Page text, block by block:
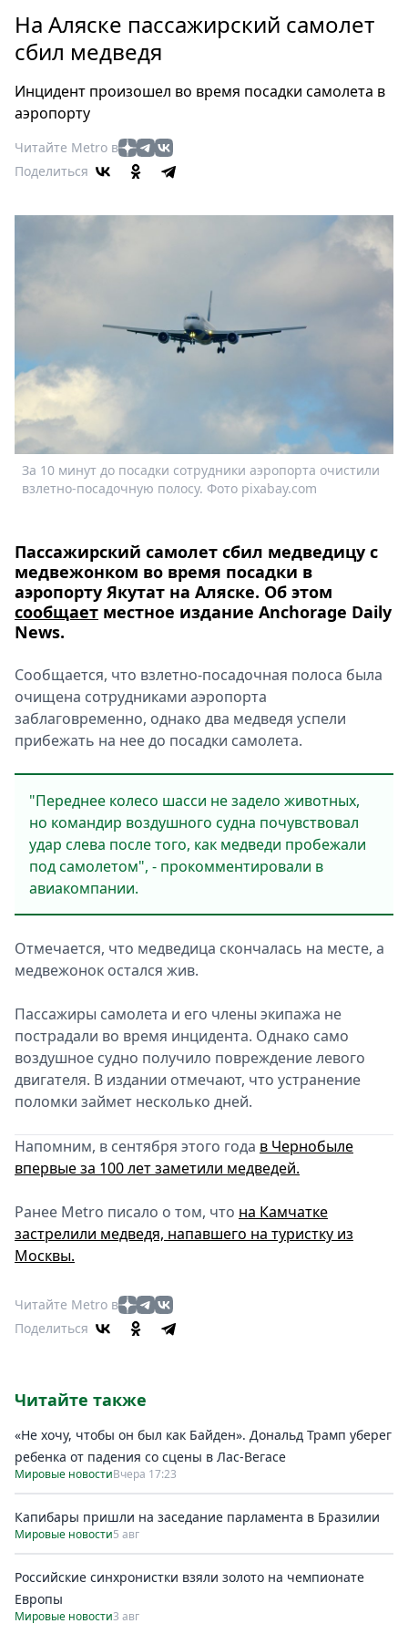
Россия
Мир
Еда
Мода
Театр
Книги
релизы
Metro
Спецпроекты
Звезды
Выборы
2026
На Аляске пассажирский самолет
сбил медведя
Инцидент произошел во время посадки самолета в
аэропорту
Читайте Metro в
Поделиться
За 10 минут до посадки сотрудники аэропорта очистили
взлетно-посадочную полосу. Фото pixabay.com
Пассажирский самолет сбил медведицу с
медвежонком во время посадки в
аэропорту Якутат на Аляске. Об этом
сообщает местное издание Anchorage Daily
News.
Сообщается, что взлетно-посадочная полоса была
очищена сотрудниками аэропорта
заблаговременно, однако два медведя успели
прибежать на нее до посадки самолета.
"Переднее колесо шасси не задело животных,
но командир воздушного судна почувствовал
удар слева после того, как медведи пробежали
под самолетом", - прокомментировали в
авиакомпании.
Отмечается, что медведица скончалась на месте, а
медвежонок остался жив.
Пассажиры самолета и его члены экипажа не
пострадали во время инцидента. Однако само
воздушное судно получило повреждение левого
двигателя. В издании отмечают, что устранение
поломки займет несколько дней.
Напомним, в сентября этого года в Чернобыле
впервые за 100 лет заметили медведей.
Ранее Metro писало о том, что на Камчатке
застрелили медведя, напавшего на туристку из
Москвы.
Читайте Metro в
Поделиться
Читайте также
«Не хочу, чтобы он был как Байден». Дональд Трамп уберег
ребенка от падения со сцены в Лас-Вегасе
Мировые новостиВчера 17:23
Капибары пришли на заседание парламента в Бразилии
Мировые новости5 авг
Российские синхронистки взяли золото на чемпионате
Европы
Мировые новости3 авг